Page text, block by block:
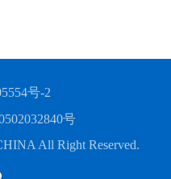
号-2
号
All Right Reserved.